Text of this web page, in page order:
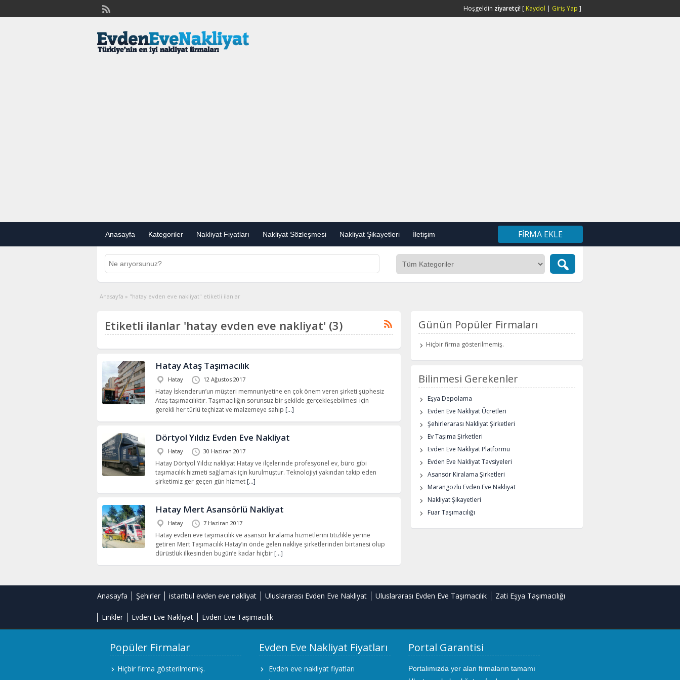
Hoşgeldin ziyaretçi! [ Kaydol | Giriş Yap ]
Anasayfa Kategoriler Nakliyat Fiyatları Nakliyat Sözleşmesi Nakliyat Şikayetleri İletişim FIRMA EKLE
Anasayfa » "hatay evden eve nakliyat" etiketli ilanlar
Etiketli ilanlar 'hatay evden eve nakliyat' (3)
Hatay Ataş Taşımacılık
Hatay 12 Ağustos 2017
Hatay İskenderun’un müşteri memnuniyetine en çok önem veren şirketi şüphesiz
Ataş taşımacılıktır. Taşımacılığın sorunsuz bir şekilde gerçekleşebilmesi için
gerekli her türlü teçhizat ve malzemeye sahip […]
Dörtyol Yıldız Evden Eve Nakliyat
Hatay 30 Haziran 2017
Hatay Dörtyol Yıldız nakliyat Hatay ve ilçelerinde profesyonel ev, büro gibi
taşımacılık hizmeti sağlamak için kurulmuştur. Teknolojiyi yakından takip eden
şirketimiz ger geçen gün hizmet […]
Hatay Mert Asansörlü Nakliyat
Hatay 7 Haziran 2017
Hatay evden eve taşımacılık ve asansör kiralama hizmetlerini titizlikle yerine
getiren Mert Taşımacılık Hatay’ın önde gelen nakliye şirketlerinden birtanesi olup
dürüstlük ilkesinden bugün’e kadar hiçbir […]
Günün Popüler Firmaları
Hiçbir firma gösterilmemiş.
Bilinmesi Gerekenler
Eşya Depolama
Evden Eve Nakliyat Ücretleri
Şehirlerarası Nakliyat Şirketleri
Ev Taşıma Şirketleri
Evden Eve Nakliyat Platformu
Evden Eve Nakliyat Tavsiyeleri
Asansör Kiralama Şirketleri
Marangozlu Evden Eve Nakliyat
Nakliyat Şikayetleri
Fuar Taşımacılığı
Anasayfa Şehirler istanbul evden eve nakliyat Uluslararası Evden Eve Nakliyat Uluslararası Evden Eve Taşımacılık Zati Eşya Taşımacılığı
Linkler Evden Eve Nakliyat Evden Eve Taşımacılık
Popüler Firmalar
Hiçbir firma gösterilmemiş.
Evden Eve Nakliyat Fiyatları
Evden eve nakliyat fiyatları
Portal Garantisi
Portalımızda yer alan firmaların tamamı